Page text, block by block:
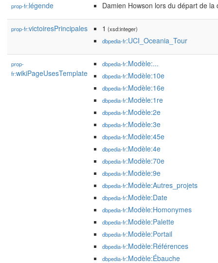
prop-fr:légende Damien Howson lors du départ de
prop-fr:victoiresPrincipales 1 (xsd:integer)
dbpedia-fr:UCI_Oceania_Tour
prop-
fr:wikiPageUsesTemplate
dbpedia-fr:Modèle:...
dbpedia-fr:Modèle:10e
dbpedia-fr:Modèle:16e
dbpedia-fr:Modèle:1re
dbpedia-fr:Modèle:2e
dbpedia-fr:Modèle:3e
dbpedia-fr:Modèle:45e
dbpedia-fr:Modèle:4e
dbpedia-fr:Modèle:70e
dbpedia-fr:Modèle:9e
dbpedia-fr:Modèle:Autres_projets
dbpedia-fr:Modèle:Date
dbpedia-fr:Modèle:Homonymes
dbpedia-fr:Modèle:Palette
dbpedia-fr:Modèle:Portail
dbpedia-fr:Modèle:Références
dbpedia-fr:Modèle:Ébauche